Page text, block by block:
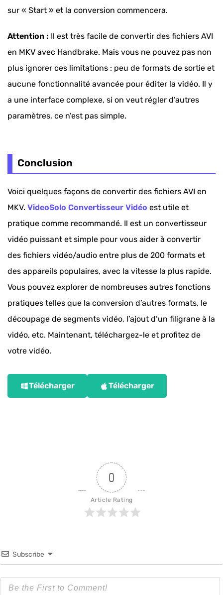
sur « Start » et la conversion commencera.
Attention : Il est très facile de convertir des fichiers AVI
en MKV avec Handbrake. Mais vous ne pouvez pas non
plus ignorer ces limitations : peu de formats de sortie et
aucune fonctionnalité avancée pour éditer la vidéo. Il y
a une interface complexe, si on veut régler d’autres
paramètres, ce n’est pas simple.
Conclusion
Voici quelques façons de convertir des fichiers AVI en
MKV. VideoSolo Convertisseur Vidéo est utile et
pratique comme recommandé. Il est un convertisseur
vidéo puissant et simple pour vous aider à convertir
des fichiers vidéo/audio entre plus de 200 formats et
des appareils populaires, avec la vitesse la plus rapide.
Vous pouvez explorer de nombreuses autres fonctions
pratiques telles que la conversion d’autres formats, le
découpage de segments vidéo, l’ajout d’un filigrane à la
vidéo, etc. Maintenant, téléchargez-le et profitez de
votre vidéo.
Télécharger Télécharger
0
Article Rating
Subscribe